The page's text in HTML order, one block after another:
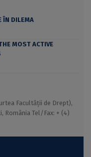
ÎN DILEMA
MOST ACTIVE
Facultății de Drept),
România Tel/Fax: + (4)